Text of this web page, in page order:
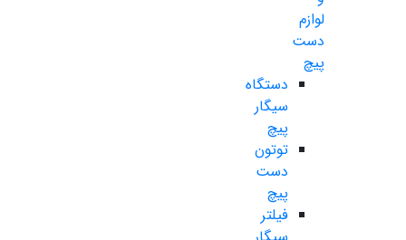
لوازم
دست
پیچ
دستگاه
سیگار
پیچ
توتون
دست
پیچ
فیلتر